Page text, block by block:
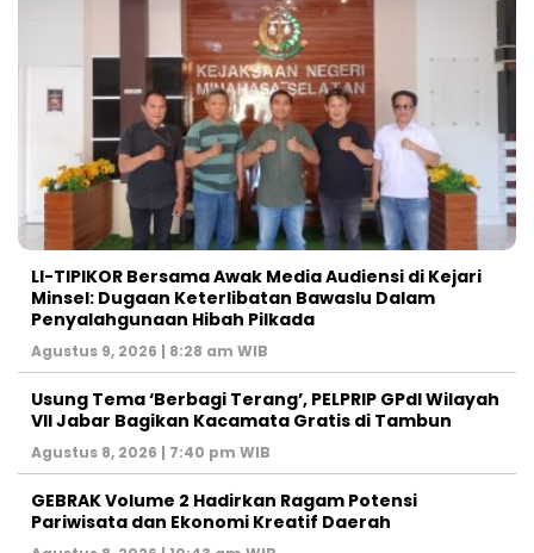
LI-TIPIKOR Bersama Awak Media Audiensi di Kejari
Minsel: Dugaan Keterlibatan Bawaslu Dalam
Penyalahgunaan Hibah Pilkada
Agustus 9, 2026 | 8:28 am WIB
‎Usung Tema ‘Berbagi Terang’, PELPRIP GPdI Wilayah
VII Jabar Bagikan Kacamata Gratis di Tambun
Agustus 8, 2026 | 7:40 pm WIB
GEBRAK Volume 2 Hadirkan Ragam Potensi
Pariwisata dan Ekonomi Kreatif Daerah